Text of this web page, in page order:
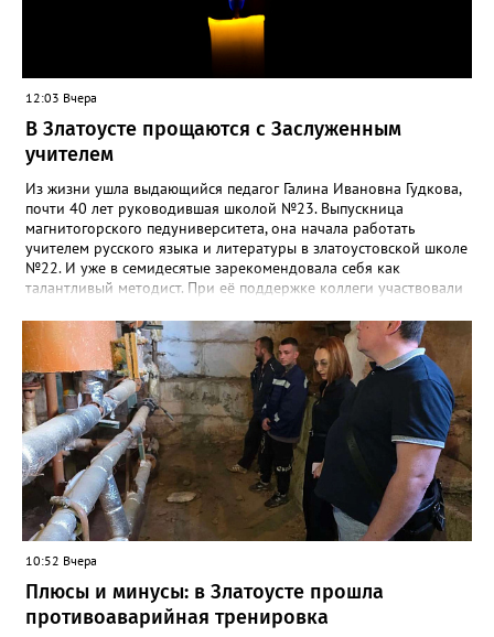
12:03 Вчера
В Златоусте прощаются с Заслуженным
учителем
Из жизни ушла выдающийся педагог Галина Ивановна Гудкова,
почти 40 лет руководившая школой №23. Выпускница
магнитогорского педуниверситета, она начала работать
учителем русского языка и литературы в златоустовской школе
№22. И уже в семидесятые зарекомендовала себя как
талантливый методист. При её поддержке коллеги участвовали
«Благодаря её мудрому руководству в школе сформировался
сильный педагогический коллектив, объединённый общими
ценностями и любовью к своему делу. Для многих Галина
Ивановна навсегда останется не только талантливым
руководителем, но и настоящим Учителем с большой буквы», -
говорится в сообществе школы №23 во ВКонтакте. Свои
соболезнования семье Галины Ивановны выразил глава
Златоуста Олег Решетников. «Её вклад зафиксирован в
важнейших документах школы, но главное - он остался в
людях: в тех учителях, которых она поддержала, в тех
учениках, которых она вдохновила. Заслуженный учитель РФ,
«Отличник народного просвещения», обладатель медали «За
доблестный труд», Галина Ивановна оставила не только
награды и документы, но и работающий, живой механизм
школы, который продолжает жить её принципами», - говорится
в некрологе.
10:52 Вчера
Плюсы и минусы: в Златоусте прошла
противоаварийная тренировка